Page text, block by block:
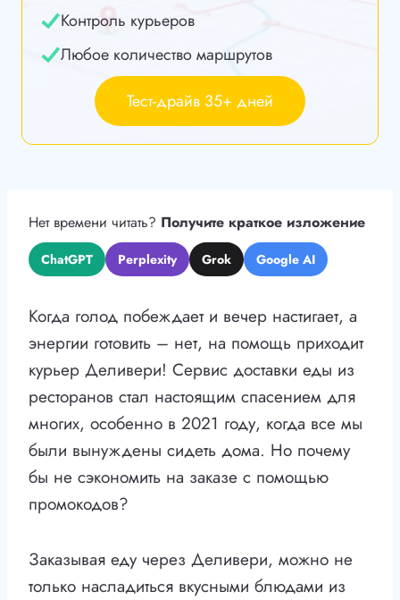
Контроль курьеров
Любое количество маршрутов
Тест-драйв 35+ дней
Нет времени читать? Получите краткое изложение
ChatGPT Perplexity Grok Google AI
Когда голод побеждает и вечер настигает, а
энергии готовить – нет, на помощь приходит
курьер Деливери! Сервис доставки еды из
ресторанов стал настоящим спасением для
многих, особенно в 2021 году, когда все мы
были вынуждены сидеть дома. Но почему
бы не сэкономить на заказе с помощью
промокодов?
Заказывая еду через Деливери, можно не
только насладиться вкусными блюдами из